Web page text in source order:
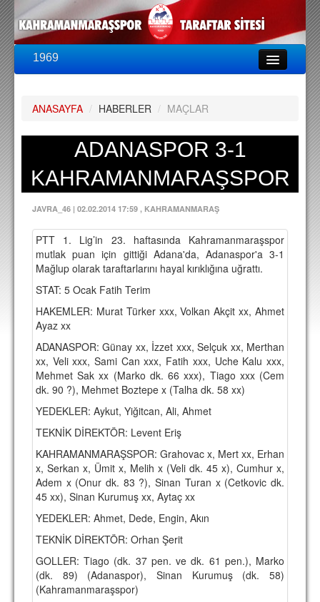
1969
PUAN DURUMU
FİKSTÜR
A TAKIM KADROSU
TEKNİK KADRO
TRANSFERLER
TARAFTAR
BİLETLER
DEPLASMAN
LİSANSLI ÜRÜNLER
MULTİMEDYA
FOTOĞRAF & VİDEOLAR
MARŞ & TEZAHÜRATLAR
KULÜP
AMBLEM
SPOR TESİSLERİ
YÖNETİM KURULU
PERSONEL
ANASAYFA / HABERLER / MAÇLAR
ADANASPOR 3-1
KAHRAMANMARAŞSPOR
JAVRA_46 | 02.02.2014 17:59 , KAHRAMANMARAŞ
PTT 1. Lig’in 23. haftasında Kahramanmaraşspor
mutlak puan için gittiği Adana'da, Adanaspor'a 3-1
Mağlup olarak taraftarlarını hayal kırıklığına uğrattı.
STAT: 5 Ocak Fatih Terim
HAKEMLER: Murat Türker xxx, Volkan Akçit xx, Ahmet
Ayaz xx
ADANASPOR: Günay xx, İzzet xxx, Selçuk xx, Merthan
xx, Veli xxx, Sami Can xxx, Fatih xxx, Uche Kalu xxx,
Mehmet Sak xx (Marko dk. 66 xxx), Tiago xxx (Cem
dk. 90 ?), Mehmet Boztepe x (Talha dk. 58 xx)
YEDEKLER: Aykut, Yiğitcan, Ali, Ahmet
TEKNİK DİREKTÖR: Levent Eriş
KAHRAMANMARAŞSPOR: Grahovac x, Mert xx, Erhan
x, Serkan x, Ümit x, Melih x (Veli dk. 45 x), Cumhur x,
Adem x (Onur dk. 83 ?), Sinan Turan x (Cetkovic dk.
45 xx), Sinan Kurumuş xx, Aytaç xx
YEDEKLER: Ahmet, Dede, Engin, Akın
TEKNİK DİREKTÖR: Orhan Şerit
GOLLER: Tiago (dk. 37 pen. ve dk. 61 pen.), Marko
(dk. 89) (Adanaspor), Sinan Kurumuş (dk. 58)
(Kahramanmaraşspor)